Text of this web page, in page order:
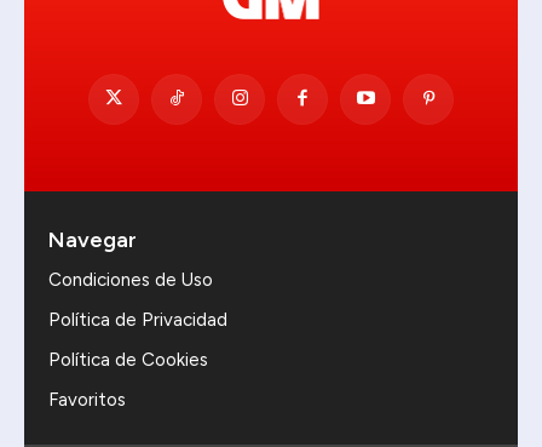
Navegar
Condiciones de Uso
Política de Privacidad
Política de Cookies
Favoritos